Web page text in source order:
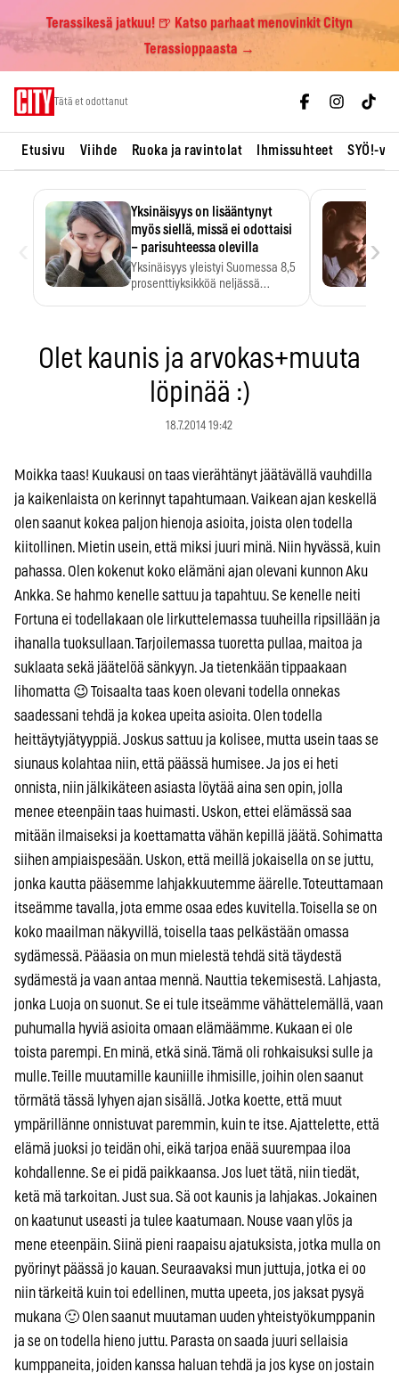
Terassikesä jatkuu! 🍺 Katso parhaat menovinkit Cityn
Terassioppaasta →
Tätä et odottanut
Etusivu Viihde Ruoka ja ravintolat Ihmissuhteet SYÖ!-
Yksinäisyys on lisääntynyt
myös siellä, missä ei odottaisi
– parisuhteessa olevilla
Yksinäisyys yleistyi Suomessa 8,5
prosenttiyksikköä neljässä
›
Olet kaunis ja arvokas+muuta
löpinää :)
18.7.2014 19:42
Moikka taas! Kuukausi on taas vierähtänyt jäätävällä vauhdilla
ja kaikenlaista on kerinnyt tapahtumaan. Vaikean ajan keskellä
olen saanut kokea paljon hienoja asioita, joista olen todella
kiitollinen. Mietin usein, että miksi juuri minä. Niin hyvässä, kuin
pahassa. Olen kokenut koko elämäni ajan olevani kunnon Aku
Ankka. Se hahmo kenelle sattuu ja tapahtuu. Se kenelle neiti
Fortuna ei todellakaan ole lirkuttelemassa tuuheilla ripsillään ja
ihanalla tuoksullaan. Tarjoilemassa tuoretta pullaa, maitoa ja
suklaata sekä jäätelöä sänkyyn. Ja tietenkään tippaakaan
lihomatta 😉 Toisaalta taas koen olevani todella onnekas
saadessani tehdä ja kokea upeita asioita. Olen todella
heittäytyjätyyppiä. Joskus sattuu ja kolisee, mutta usein taas se
siunaus kolahtaa niin, että päässä humisee. Ja jos ei heti
onnista, niin jälkikäteen asiasta löytää aina sen opin, jolla
menee eteenpäin taas huimasti. Uskon, ettei elämässä saa
mitään ilmaiseksi ja koettamatta vähän kepillä jäätä. Sohimatta
siihen ampiaispesään. Uskon, että meillä jokaisella on se juttu,
jonka kautta pääsemme lahjakkuutemme äärelle. Toteuttamaan
itseämme tavalla, jota emme osaa edes kuvitella. Toisella se on
koko maailman näkyvillä, toisella taas pelkästään omassa
sydämessä. Pääasia on mun mielestä tehdä sitä täydestä
sydämestä ja vaan antaa mennä. Nauttia tekemisestä. Lahjasta,
jonka Luoja on suonut. Se ei tule itseämme vähättelemällä, vaan
puhumalla hyviä asioita omaan elämäämme. Kukaan ei ole
toista parempi. En minä, etkä sinä. Tämä oli rohkaisuksi sulle ja
mulle. Teille muutamille kauniille ihmisille, joihin olen saanut
törmätä tässä lyhyen ajan sisällä. Jotka koette, että muut
ympärillänne onnistuvat paremmin, kuin te itse. Ajattelette, että
elämä juoksi jo teidän ohi, eikä tarjoa enää suurempaa iloa
kohdallenne. Se ei pidä paikkaansa. Jos luet tätä, niin tiedät,
ketä mä tarkoitan. Just sua. Sä oot kaunis ja lahjakas. Jokainen
on kaatunut useasti ja tulee kaatumaan. Nouse vaan ylös ja
mene eteenpäin. Siinä pieni raapaisu ajatuksista, jotka mulla on
pyörinyt päässä jo kauan. Seuraavaksi mun juttuja, jotka ei oo
niin tärkeitä kuin toi edellinen, mutta upeeta, jos jaksat pysyä
mukana 🙂 Olen saanut muutaman uuden yhteistyökumppanin
ja se on todella hieno juttu. Parasta on saada juuri sellaisia
kumppaneita, joiden kanssa haluan tehdä ja jos kyse on jostain